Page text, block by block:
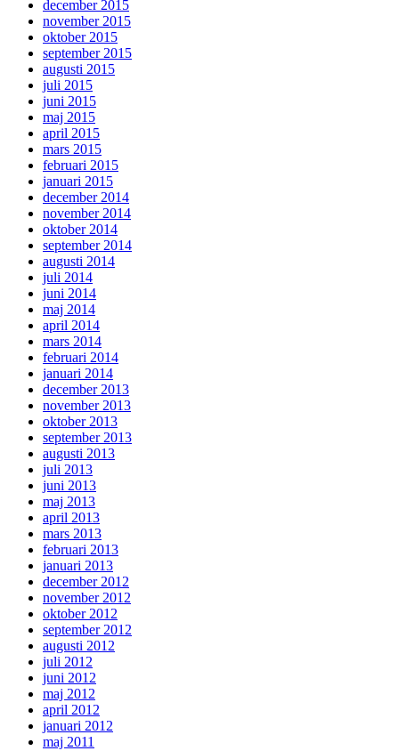
december 2015
november 2015
oktober 2015
september 2015
augusti 2015
juli 2015
juni 2015
maj 2015
april 2015
mars 2015
februari 2015
januari 2015
december 2014
november 2014
oktober 2014
september 2014
augusti 2014
juli 2014
juni 2014
maj 2014
april 2014
mars 2014
februari 2014
januari 2014
december 2013
november 2013
oktober 2013
september 2013
augusti 2013
juli 2013
juni 2013
maj 2013
april 2013
mars 2013
februari 2013
januari 2013
december 2012
november 2012
oktober 2012
september 2012
augusti 2012
juli 2012
juni 2012
maj 2012
april 2012
januari 2012
maj 2011